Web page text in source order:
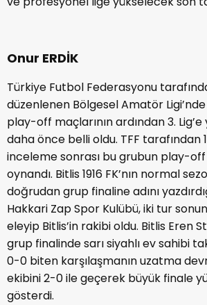
Onur ERDİK
Türkiye Futbol Federasyonu
düzenlenen Bölgesel Amatör
play-off maçlarının ardından 3.
daha önce belli oldu. TFF tarafından
inceleme sonrası bu grubun play-off
oynandı. Bitlis 1916 FK’nın normal
doğrudan grup finaline adını
Hakkari Zap Spor Kulübü, iki tur
eleyip Bitlis’in rakibi oldu. Bitlis Eren
grup finalinde sarı siyahlı ev sahibi
0-0 biten karşılaşmanın uzatma
ekibini 2-0 ile geçerek büyük finale
gösterdi.